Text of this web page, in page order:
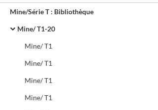
Mine/Série T : Bibliothèque
Mine/ T1-20
Mine/ T1
Mine/ T1
Mine/ T1
Mine/ T1